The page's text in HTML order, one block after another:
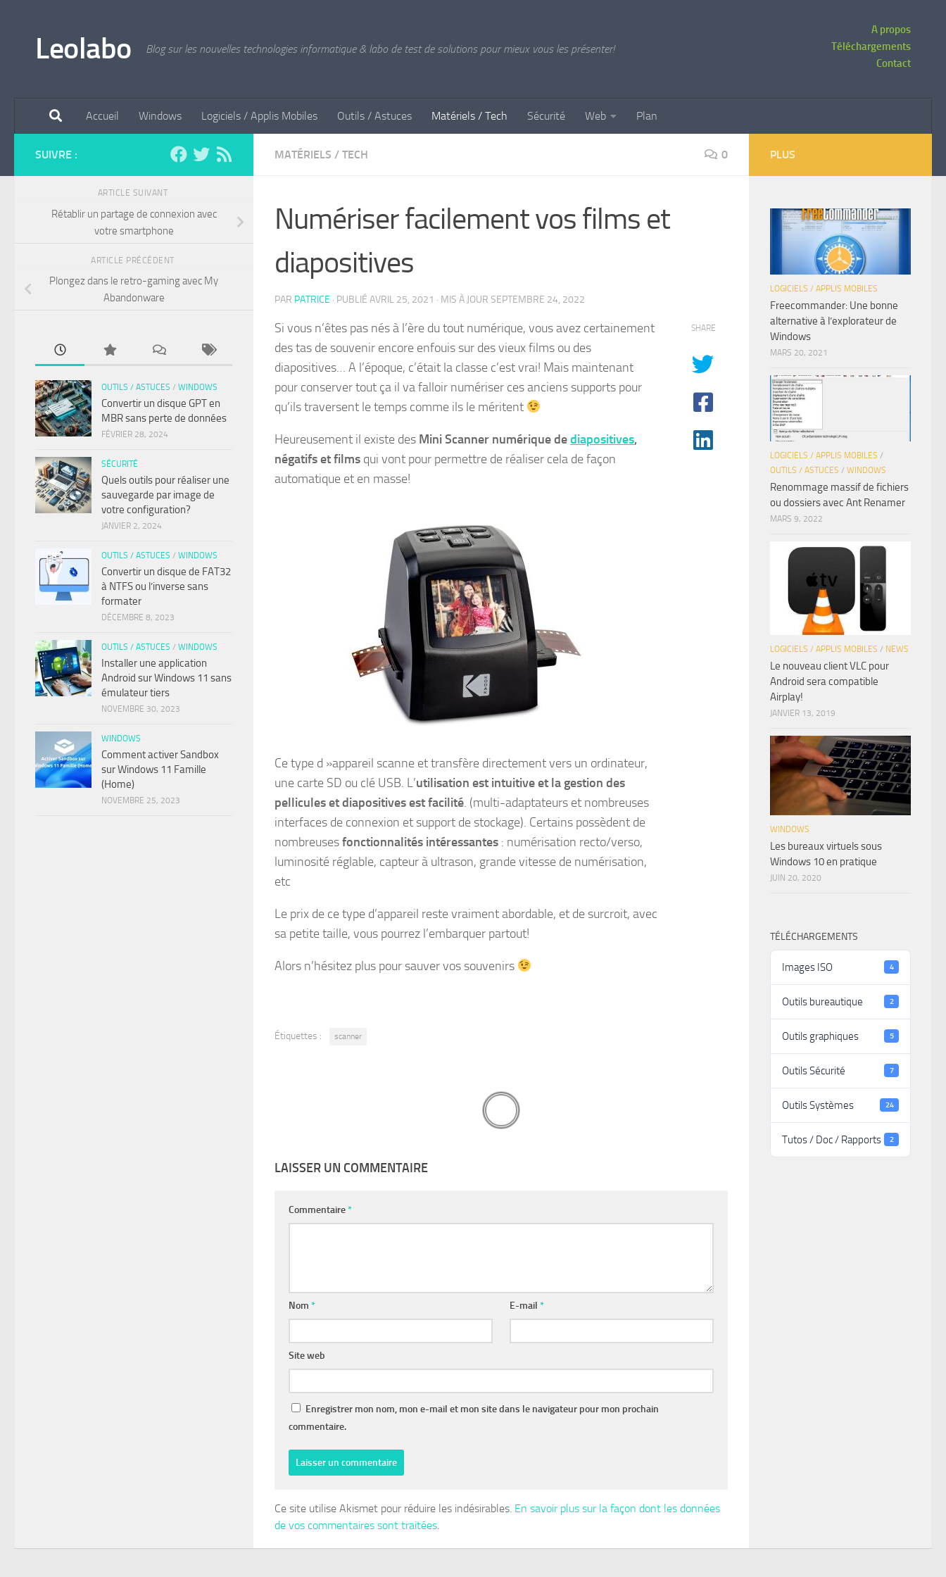
Leolabo Blog sur les nouvelles technologies informatique & labo de test de solutions pour mieux vous les présenter!
A propos
Téléchargements
Contact
Accueil Windows Logiciels / Applis Mobiles Outils / Astuces Matériels / Tech Sécurité Web Plan
MATÉRIELS / TECH 0
Numériser facilement vos films et
diapositives
PAR PATRICE · PUBLIÉ AVRIL 25, 2021 · MIS À JOUR SEPTEMBRE 24, 2022
Si vous n’êtes pas nés à l’ère du tout numérique, vous avez certainement
des tas de souvenir encore enfouis sur des vieux films ou des
diapositives… A l’époque, c’était la classe c’est vrai! Mais maintenant
pour conserver tout ça il va falloir numériser ces anciens supports pour
qu’ils traversent le temps comme ils le méritent
Heureusement il existe des Mini Scanner numérique dediapositives,
négatifs et films qui vont pour permettre de réaliser cela de façon
automatique et en masse!
Ce type d »appareil scanne et transfère directement vers un ordinateur,
une carte SD ou clé USB. L’utilisation est intuitive et la gestion des
pellicules et diapositives est facilité. (multi-adaptateurs et nombreuses
interfaces de connexion et support de stockage). Certains possèdent de
nombreusesfonctionnalités intéressantes : numérisation recto/verso,
luminosité réglable, capteur à ultrason, grande vitesse de numérisation,
etc
Le prix de ce type d’appareil reste vraiment abordable, et de surcroit, avec
sa petite taille, vous pourrez l’embarquer partout!
Alors n’hésitez plus pour sauver vos souvenirs
SHARE
Étiquettes : scanner
LAISSER UN COMMENTAIRE
Commentaire*
Nom * E-mail*
Site web
Enregistrer mon nom, mon e-mail et mon site dans le navigateur pour mon prochain
commentaire.
Ce site utilise Akismet pour réduire les indésirables. En savoir plus sur la façon dont les données
de vos commentaires sont traitées.
SUIVRE :
ARTICLE SUIVANT
Rétablir un partage de connexion avec
votre smartphone
ARTICLE PRÉCÉDENT
Plongez dans le retro-gaming avec My
Abandonware
OUTILS / ASTUCES / WINDOWS
Convertir un disque GPT en
MBR sans perte de données
FÉVRIER 28, 2024
SÉCURITÉ
Quels outils pour réaliser une
sauvegarde par image de
votre configuration?
JANVIER 2, 2024
OUTILS / ASTUCES / WINDOWS
Convertir un disque de FAT32
à NTFS ou l’inverse sans
formater
DÉCEMBRE 8, 2023
OUTILS / ASTUCES / WINDOWS
Installer une application
Android sur Windows 11 sans
émulateur tiers
NOVEMBRE 30, 2023
WINDOWS
Comment activer Sandbox
sur Windows 11 Famille
(Home)
NOVEMBRE 25, 2023
PLUS
LOGICIELS / APPLIS MOBILES
Freecommander: Une bonne
alternative à l’explorateur de
Windows
MARS 20, 2021
LOGICIELS / APPLIS MOBILES /
OUTILS / ASTUCES / WINDOWS
Renommage massif de fichiers
ou dossiers avec Ant Renamer
MARS 9, 2022
LOGICIELS / APPLIS MOBILES / NEWS
Le nouveau client VLC pour
Android sera compatible
Airplay!
JANVIER 13, 2019
WINDOWS
Les bureaux virtuels sous
Windows 10 en pratique
JUIN 20, 2020
TÉLÉCHARGEMENTS
Images ISO 4
Outils bureautique 2
Outils graphiques 5
Outils Sécurité 7
Outils Systèmes 24
Tutos / Doc / Rapports 2